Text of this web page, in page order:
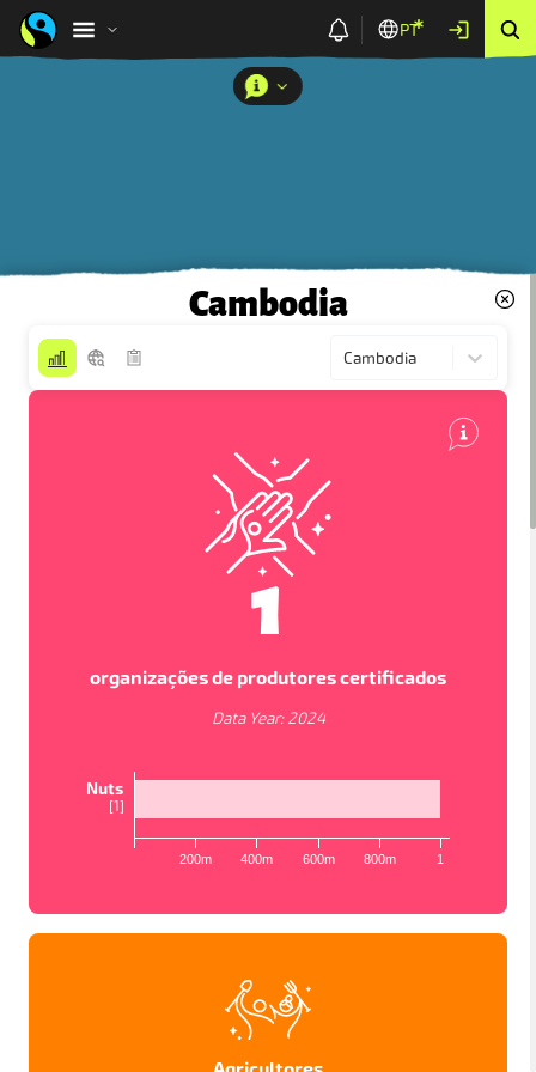
PT
Cambodia
Cambodia
1
organizações de produtores certificados
Data Year:2024
Nuts
[1]
200m 400m 600m 800m 1
PROJETOSESTUDOS
Privacy Policy